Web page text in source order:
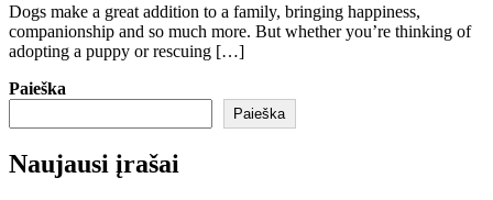
Dogs make a great addition to a family, bringing happiness,
companionship and so much more. But whether you’re thinking of
adopting a puppy or rescuing […]
Paieška
Paieška
Naujausi įrašai